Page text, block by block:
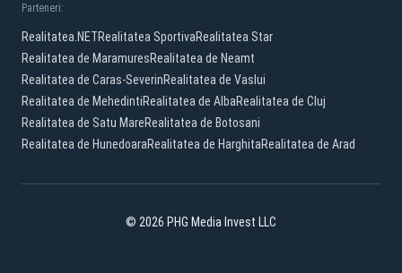
Parteneri:
Realitatea.NETRealitatea SportivaRealitatea Star
Realitatea de MaramuresRealitatea de Neamt
Realitatea de Caras-SeverinRealitatea de Vaslui
Realitatea de MehedintiRealitatea de AlbaRealitatea de Cluj
Realitatea de Satu MareRealitatea de Botosani
Realitatea de HunedoaraRealitatea de HarghitaRealitatea de Arad
© 2026 PHG Media Invest LLC